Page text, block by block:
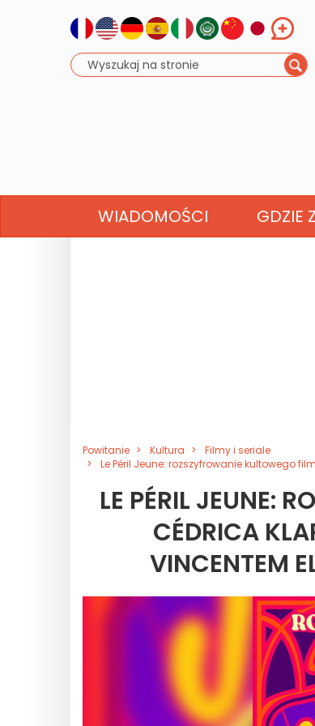
WIADOMOŚCI GDZIE
Powitanie Kultura
Filmy i seriale
Le Péril Jeune: rozszyfrowanie kultowego
LE PÉRIL JEUNE:
CÉDRICA
VINCENTEM